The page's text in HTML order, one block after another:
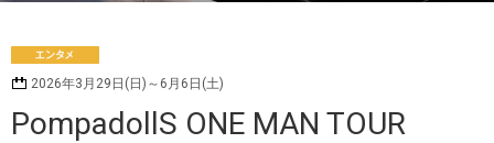
ンタメ
2026年3月29日(日)～6月6日(土)
PompadollS ONE MAN TOUR